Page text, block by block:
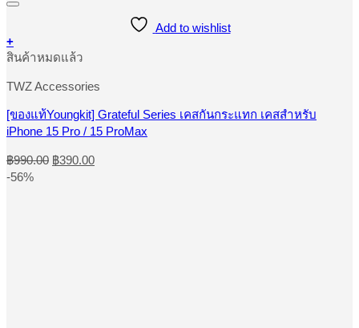
Add to wishlist
+
This
has
multiple
variants.
The
options
be
chosen
สินค้าหมดแล้ว
TWZ Accessories
[ของแท้Youngkit] Grateful Series เคสกันกระแทก เคสสำหรับ
iPhone 15 Pro / 15 ProMax
฿990.00 Original
price
฿390.00Current
price
-56%